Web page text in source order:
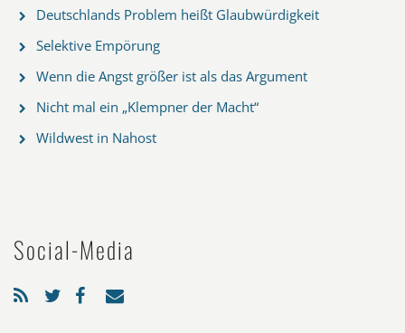
Deutschlands Problem heißt Glaubwürdigkeit
Selektive Empörung
Wenn die Angst größer ist als das Argument
Nicht mal ein „Klempner der Macht“
Wildwest in Nahost
Social-Media